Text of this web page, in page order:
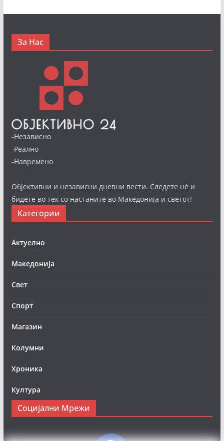
За Нас
-Независно
-Реално
-Навремено
Објективни и независни дневни вести. Следете нè и
бидете во тек со настаните во Македонија и светот!
Категории
Актуелно
Македонија
Свет
Спорт
Магазин
Колумни
Хроника
Култура
Социјални Мрежи